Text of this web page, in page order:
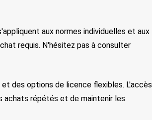
aux normes individuelles et aux
requis. N'hésitez pas à consulter
des options de licence flexibles. L'accès
achats répétés et de maintenir les